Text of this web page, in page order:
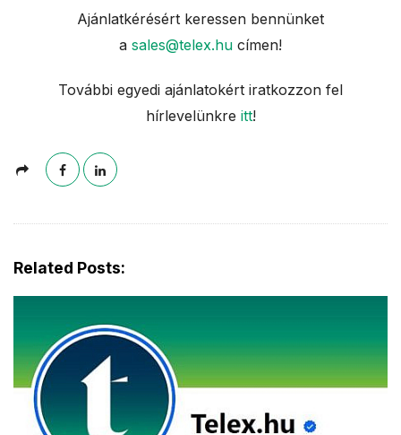
Ajánlatkérésért keressen bennünket
a sales@telex.hu címen!
További egyedi ajánlatokért iratkozzon fel
hírlevelünkre itt!
Related Posts: